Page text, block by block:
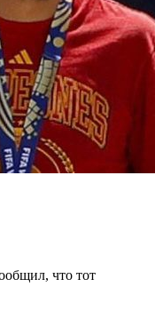
что тот